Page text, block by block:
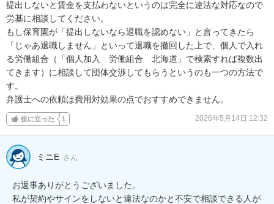
提出しないと賃金を支払わないというのは完全に違法な対応なので
労基に相談してください。
もし保育園が「提出しないなら退職を認めない」と言ってきたら
「じゃあ退職しません」といって退職を撤回した上で、個人で入れ
る労働組合（「個人加入　労働組合　北海道」で検索すれば複数出
てきます）に相談して団体交渉してもらうというのも一つの方法で
す。
弁護士への依頼は費用対効果の点でおすすめできません。
役に立った 1 2026年5月14日 12:32
ミニE さん
お返事ありがとうございました。
私が契約やサインをしないと違法なのかと不安で相談できる人が